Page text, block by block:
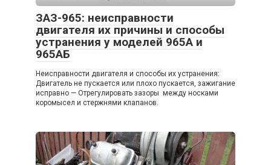
ЗАЗ-965: неисправности
двигателя их причины и способы
устранения у моделей 965А и
965АБ
Неисправности двигателя и способы их устранения:
Двигатель не пускается или плохо пускается, зажигание
исправно — Отрегулировать зазоры между носками
коромысел и стержнями кла­панов.